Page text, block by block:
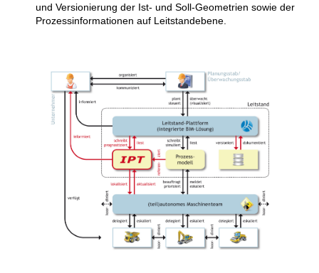
und Versionierung der Ist- und Soll-Geometrien sowie der
Prozessinformationen auf Leitstandebene.